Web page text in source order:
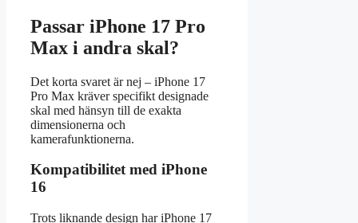
Passar iPhone 17 Pro
Max i andra skal?
Det korta svaret är nej – iPhone 17
Pro Max kräver specifikt designade
skal med hänsyn till de exakta
dimensionerna och
kamerafunktionerna.
Kompatibilitet med iPhone
16
Trots liknande design har iPhone 17